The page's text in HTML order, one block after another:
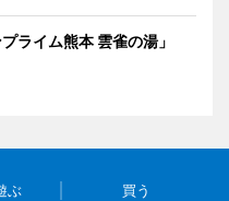
ライム熊本 雲雀の湯」
ぶ 買う